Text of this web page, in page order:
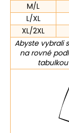
M/L
L/XL
XL/2XL
Abyste vybrali
na rovné